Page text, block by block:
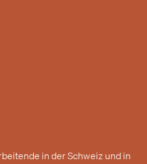
in der Schweiz und in